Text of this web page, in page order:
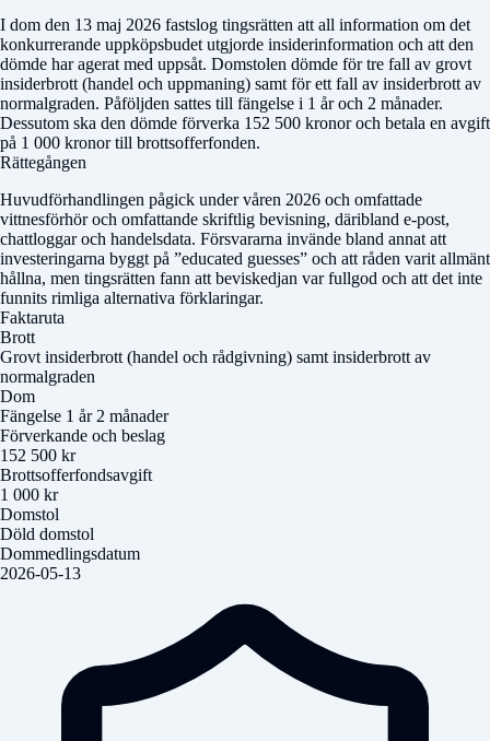
I dom den 13 maj 2026 fastslog tingsrätten att all information om det
konkurrerande uppköpsbudet utgjorde insiderinformation och att den
dömde har agerat med uppsåt. Domstolen dömde för tre fall av grovt
insiderbrott (handel och uppmaning) samt för ett fall av insiderbrott av
normalgraden. Påföljden sattes till fängelse i 1 år och 2 månader.
Dessutom ska den dömde förverka 152 500 kronor och betala en avgift
på 1 000 kronor till brottsofferfonden.
Rättegången
Huvudförhandlingen pågick under våren 2026 och omfattade
vittnesförhör och omfattande skriftlig bevisning, däribland e-post,
chattloggar och handelsdata. Försvararna invände bland annat att
investeringarna byggt på ”educated guesses” och att råden varit allmänt
hållna, men tingsrätten fann att beviskedjan var fullgod och att det inte
funnits rimliga alternativa förklaringar.
Faktaruta
Brott
Grovt insiderbrott (handel och rådgivning) samt insiderbrott av
normalgraden
Dom
Fängelse 1 år 2 månader
Förverkande och beslag
152 500 kr
Brottsofferfondsavgift
1 000 kr
Domstol
Döld domstol
Dommedlingsdatum
2026-05-13